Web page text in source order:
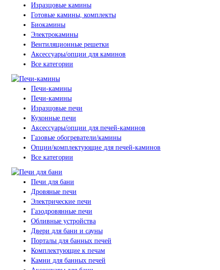
Изразцовые камины
Готовые камины, комплекты
Биокамины
Электрокамины
Вентиляционные решетки
Аксессуары/опции для каминов
Все категории
Печи-камины
Печи-камины
Изразцовые печи
Кухонные печи
Аксессуары/опции для печей-каминов
Газовые обогреватели/камины
Опции/комплектующие для печей-каминов
Все категории
Печи для бани
Дровяные печи
Электрические печи
Газодровянные печи
Обливные устройства
Двери для бани и сауны
Порталы для банных печей
Комплектующие к печам
Камни для банных печей